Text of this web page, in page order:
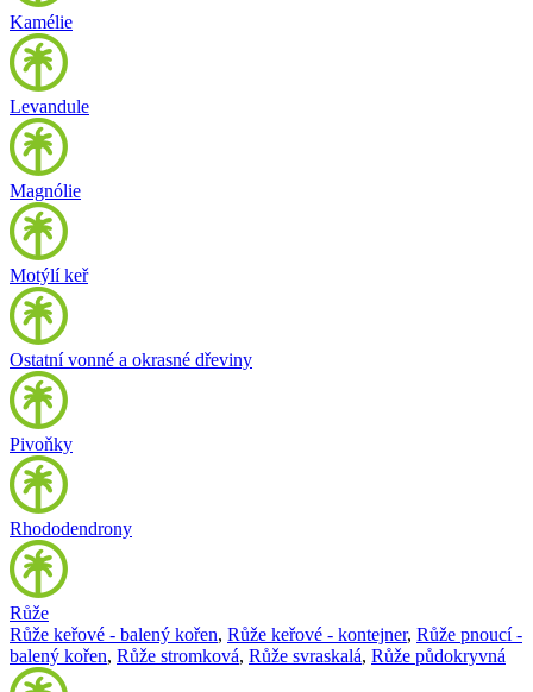
Kamélie
Levandule
Magnólie
Motýlí keř
Ostatní vonné a okrasné dřeviny
Pivoňky
Rhododendrony
Růže
Růže keřové - balený kořen, Růže keřové - kontejner, Růže pnoucí -
balený kořen, Růže stromková, Růže svraskalá, Růže půdokryvná